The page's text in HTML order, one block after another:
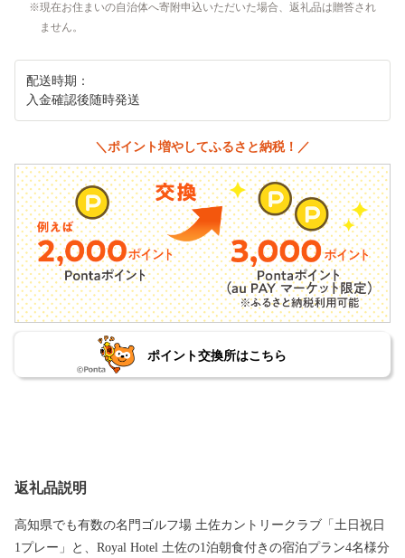
現在お住まいの自治体へ寄附申込いただいた場合、返礼品は贈答され
ません。
配送時期：
入金確認後随時発送
＼ポイント増やしてふるさと納税！／
ポイント交換所はこちら
返礼品説明
高知県でも有数の名門ゴルフ場 土佐カントリークラブ「土日祝日
1プレー」と、Royal Hotel 土佐の1泊朝食付きの宿泊プラン4名様分